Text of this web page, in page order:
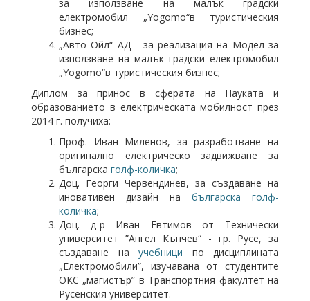
за използване на малък градски
електромобил „Yogomo“в туристическия
бизнес;
„Авто Ойл“ АД - за реализация на Модел за
използване на малък градски електромобил
„Yogomo“в туристическия бизнес;
Диплом за принос в сферата на Науката и
образованието в електрическата мобилност през
2014 г. получиха:
Проф. Иван Миленов, за разработване на
оригинално електрическо задвижване за
българска голф-количка;
Доц. Георги Червендинев, за създаване на
иновативен дизайн на българска голф-
количка;
Доц. д-р Иван Евтимов от Технически
университет ”Ангел Кънчев“ - гр. Русе, за
създаване на учебници по дисциплината
„Електромобили”, изучавана от студентите
ОКС „магистър” в Транспортния факултет на
Русенския университет.